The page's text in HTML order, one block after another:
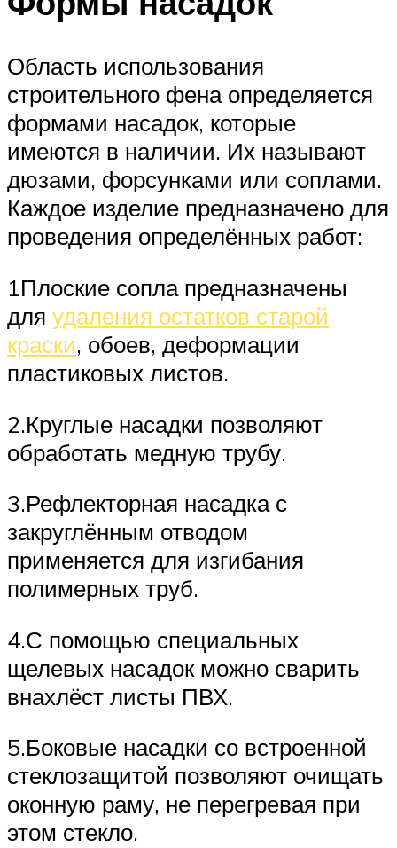
Область использования
строительного фена определяется
формами насадок, которые
имеются в наличии. Их называют
дюзами, форсунками или соплами.
Каждое изделие предназначено для
проведения определённых работ:
1Плоские сопла предназначены
для удаления остатков старой
краски, обоев, деформации
пластиковых листов.
2.Круглые насадки позволяют
обработать медную трубу.
3.Рефлекторная насадка с
закруглённым отводом
применяется для изгибания
полимерных труб.
4.С помощью специальных
щелевых насадок можно сварить
внахлёст листы ПВХ.
5.Боковые насадки со встроенной
стеклозащитой позволяют очищать
оконную раму, не перегревая при
этом стекло.